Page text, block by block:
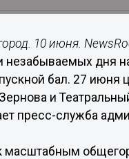
10 июня.
незабываемых дня
бал. 27 июня
и
пресс-служба
масштабным